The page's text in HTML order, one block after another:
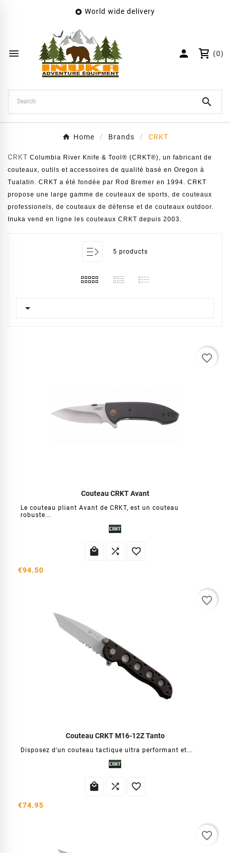
 World wide delivery
  (0)

Home Brands CRKT
CRKT Columbia River Knife & Tool® (CRKT®), un fabricant de
couteaux, outils et accessoires de qualité basé en Oregon à
Tualatin. CRKT a été fondée par Rod Bremer en 1994. CRKT
propose une large gamme de couteaux de sports, de couteaux
professionels, de couteaux de défense et de couteaux outdoor.
Inuka vend en ligne les couteaux CRKT depuis 2003.
5 products

Couteau CRKT Avant
Le couteau pliant Avant de CRKT, est un couteau
robuste...
  
€94.50
favorite_border
Couteau CRKT M16-12Z Tanto
Disposez d'un couteau tactique ultra performant et...
  
€74.95
favorite_border
favorite_border
Wishlist name